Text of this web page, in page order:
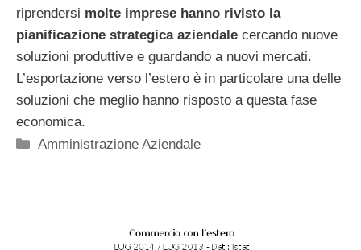
riprendersi molte imprese hanno rivisto la
pianificazione strategica aziendale cercando nuove
soluzioni produttive e guardando a nuovi mercati.
L’esportazione verso l’estero è in particolare una delle
soluzioni che meglio hanno risposto a questa fase
economica.
Categorie
Amministrazione Aziendale